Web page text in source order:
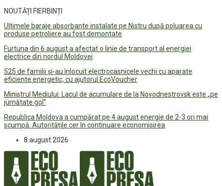
NOUTĂȚI FIERBINȚI
Ultimele baraje absorbante instalate pe Nistru după poluarea cu
produse petroliere au fost demontate
Furtuna din 6 august a afectat o linie de transport al energiei
electrice din nordul Moldovei
525 de familii și-au înlocuit electrocasnicele vechi cu aparate
eficiente energetic, cu ajutorul EcoVoucher
Ministrul Mediului: Lacul de acumulare de la Novodnestrovsk este „pe
jumătate gol”
Republica Moldova a cumpărat pe 4 august energie de 2-3 ori mai
scumpă. Autoritățile cer în continuare economisirea
8 august 2026